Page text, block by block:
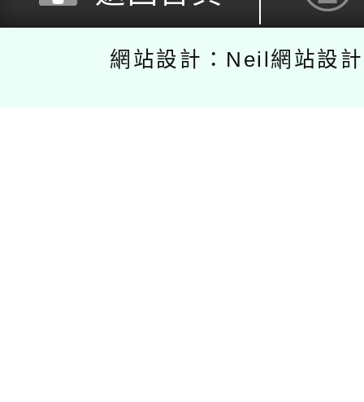
網站設計：Neil網站設